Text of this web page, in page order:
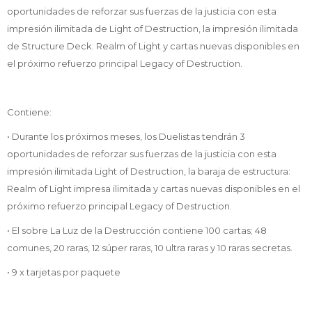
oportunidades de reforzar sus fuerzas de la justicia con esta
impresión ilimitada de Light of Destruction, la impresión ilimitada
de Structure Deck: Realm of Light y cartas nuevas disponibles en
el próximo refuerzo principal Legacy of Destruction.
Contiene:
• Durante los próximos meses, los Duelistas tendrán 3
oportunidades de reforzar sus fuerzas de la justicia con esta
impresión ilimitada Light of Destruction, la baraja de estructura:
Realm of Light impresa ilimitada y cartas nuevas disponibles en el
próximo refuerzo principal Legacy of Destruction.
• El sobre La Luz de la Destrucción contiene 100 cartas; 48
comunes, 20 raras, 12 súper raras, 10 ultra raras y 10 raras secretas.
• 9 x tarjetas por paquete